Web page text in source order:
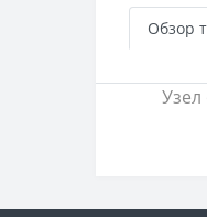
Обзор
Узел